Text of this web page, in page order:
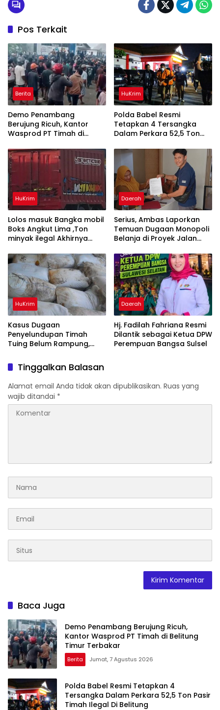
Pos Terkait
Berita
Demo Penambang
Berujung Ricuh, Kantor
Wasprod PT Timah di
HuKrim
Polda Babel Resmi
Tetapkan 4 Tersangka
Dalam Perkara 52,5 Ton
Belitung
HuKrim
Lolos masuk Bangka mobil
Boks Angkut Lima ,Ton
minyak ilegal Akhirnya
Daerah
Serius, Ambas Laporkan
‎Temuan Dugaan Monopoli
Belanja di Proyek Jalan
HuKrim
Kasus Dugaan
Penyelundupan Timah
Tuing Belum Rampung,
Dalam Informasi
Penyidikan
Daerah
Hj. Fadilah Fahriana Resmi
Dilantik sebagai Ketua DPW
Perempuan Bangsa Sulsel
Tinggalkan Balasan
Alamat email Anda tidak akan dipublikasikan. Ruas yang
wajib ditandai *
Baca Juga
Demo Penambang Berujung Ricuh,
Kantor Wasprod PT Timah di Belitung
Timur Terbakar
Berita Jumat, 7 Agustus 2026
Polda Babel Resmi Tetapkan 4
Tersangka Dalam Perkara 52,5 Ton Pasir
Timah Ilegal Di Belitung